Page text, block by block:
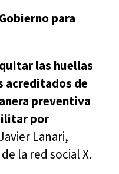
para
las huellas
acreditados de
preventiva
por
Lanari,
la red social X.